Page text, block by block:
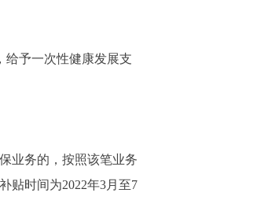
予一次性健康发展支
业务的，按照该笔业务
贴时间为2022年3月至7